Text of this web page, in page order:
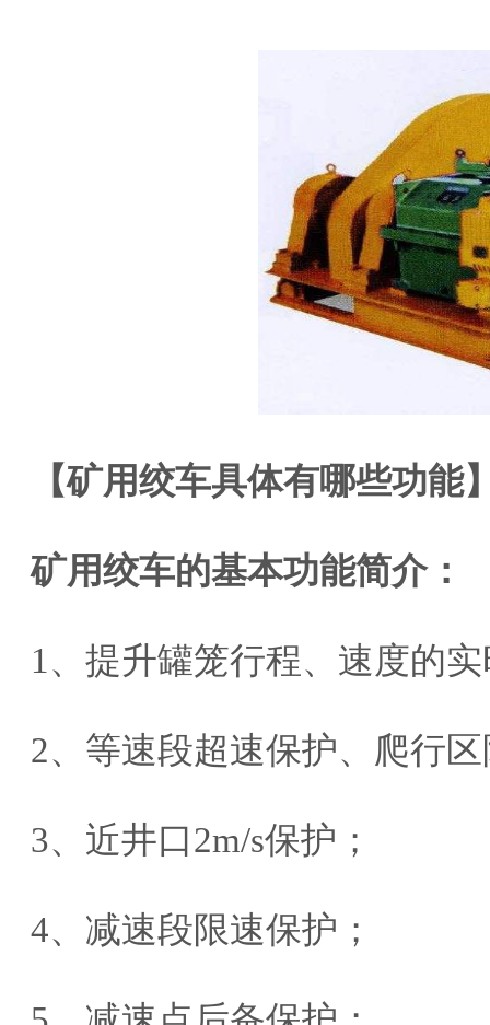
【矿用绞车具体有哪些功能
矿用绞车的基本功能简介：
1、提升罐笼行程、速度的
2、等速段超速保护、爬行
3、近井口2m/s保护；
4、减速段限速保护；